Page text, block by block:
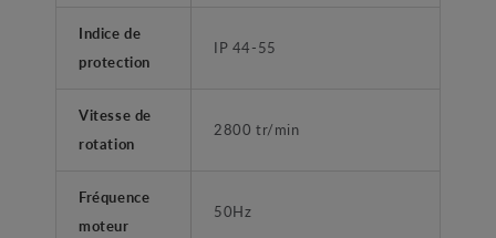
Indice de
protection
IP 44-55
Vitesse de
rotation
2800 tr/min
Fréquence
moteur
50Hz